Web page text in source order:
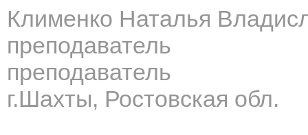
Клименко Наталья
преподаватель
преподаватель
г.Шахты, Ростовская обл.